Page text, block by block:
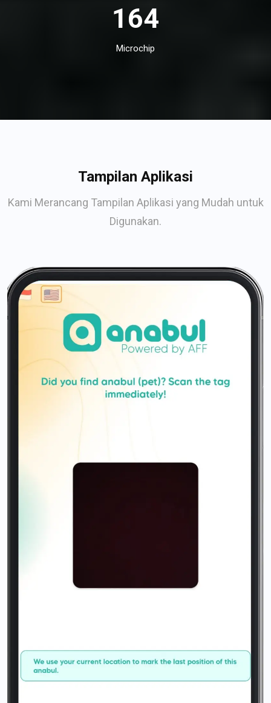
164
Microchip
Tampilan Aplikasi
Kami Merancang Tampilan Aplikasi yang Mudah untuk
Digunakan.